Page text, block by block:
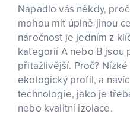
Napadlo vás někdy,
mohou mít úplně jinou
náročnost je jedním z
kategorií A nebo B jsou
přitažlivější. Proč?
ekologický profil, a
technologie, jako je
nebo kvalitní izolace.